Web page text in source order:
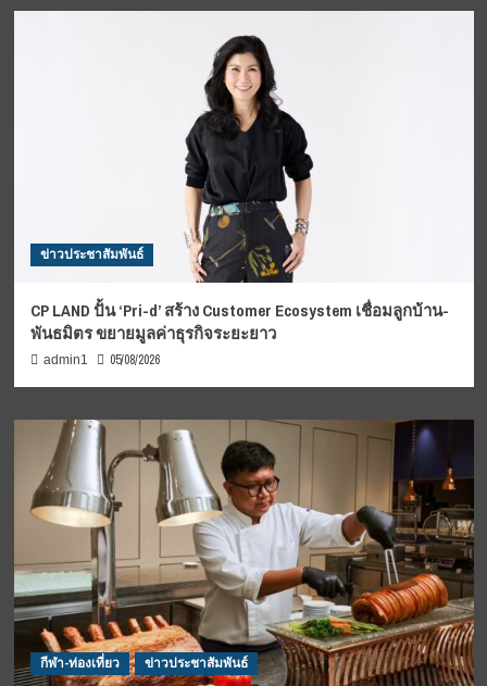
ข่าวประชาสัมพันธ์
CP LAND ปั้น ‘Pri-d’ สร้าง Customer Ecosystem เชื่อมลูกบ้าน-
พันธมิตร ขยายมูลค่าธุรกิจระยะยาว
admin1 05/08/2026
กีฬา-ท่องเที่ยว ข่าวประชาสัมพันธ์